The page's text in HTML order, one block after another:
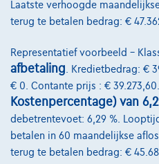
Citroen C3 Aircross
1.2 110cv rouge 10/19 86.625km
10/2019
86.625 km Benzine
€11.995 1
€237,84/maand
Ontdek het volledige cijfervoorbeeld
Laatste verhoogde
terug te betalen bedrag: €
Representatief voorbeeld –
afbetaling . Kredietbedrag: €
€ 0. Contante prijs : € 39.273,60.
Kostenpercentage) van
debetrentevoet: 6,29 %.
betalen in 60 maandelijkse
terug te betalen bedrag: €